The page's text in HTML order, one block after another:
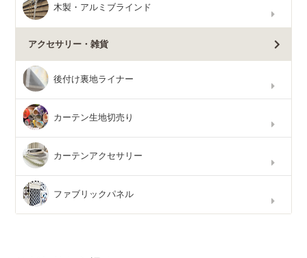
木製・アルミブラインド
アクセサリー・雑貨
後付け裏地ライナー
カーテン生地切売り
カーテンアクセサリー
ファブリックパネル